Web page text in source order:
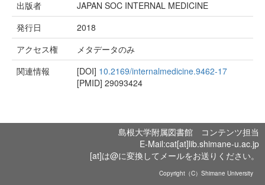
出版者
JAPAN SOC INTERNAL MEDICINE
発行日
2018
アクセス権
メタデータのみ
関連情報
[DOI] 10.2169/internalmedicine.9462-17
[PMID] 29093424
島根大学附属図書館 コンテンツ担当
E-Mail:cat[at]lib.shimane-u.ac.jp
[at]は@に変換してメールをお送りください。
Copyright（C）Shimane University